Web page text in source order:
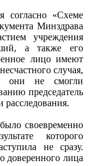
согласно «Схеме
Минздрава
учреждения
а также его
лицо имеют
случая,
они не смогли
председатель
расследования.
своевременно
которого
не сразу.
доверенного лица